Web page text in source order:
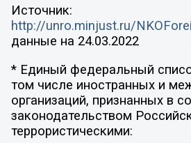
Источник:
http://unro.minjust.ru/
данные на 24.03.2022
* Единый федеральный
том числе иностранных и
организаций, признанных в
законодательством
террористическими: